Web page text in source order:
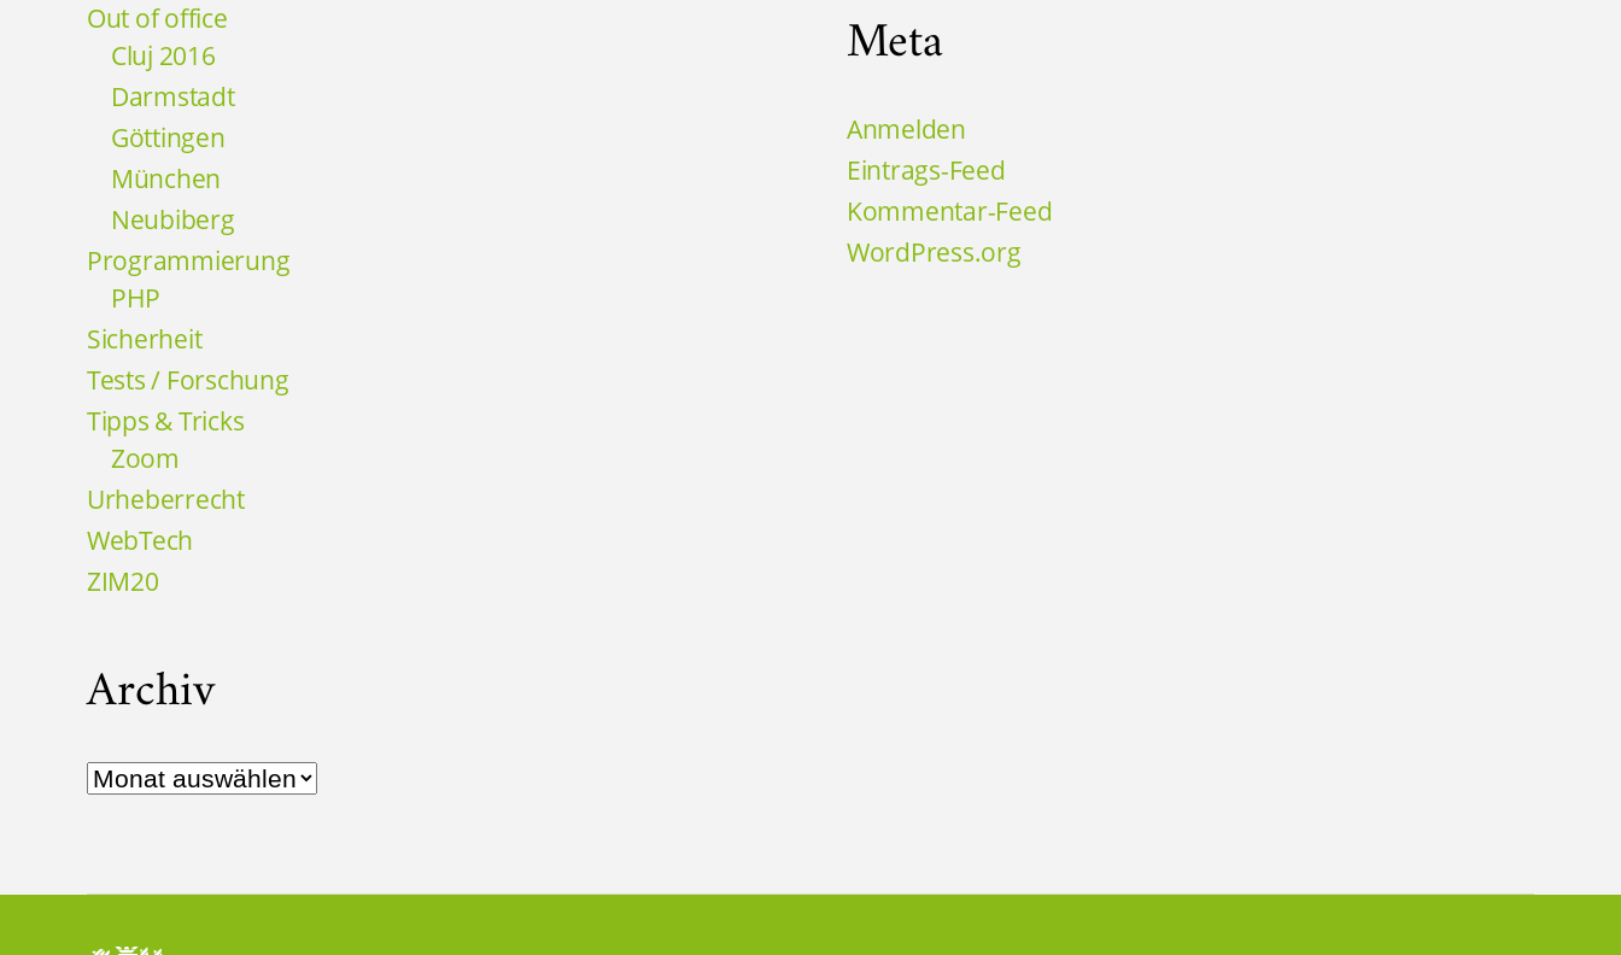
Out of office
Cluj 2016
Darmstadt
Göttingen
München
Neubiberg
Programmierung
PHP
Sicherheit
Tests / Forschung
Tipps & Tricks
Zoom
Urheberrecht
WebTech
ZIM20
Archiv
Archiv
Meta
Anmelden
Eintrags-Feed
Kommentar-Feed
WordPress.org